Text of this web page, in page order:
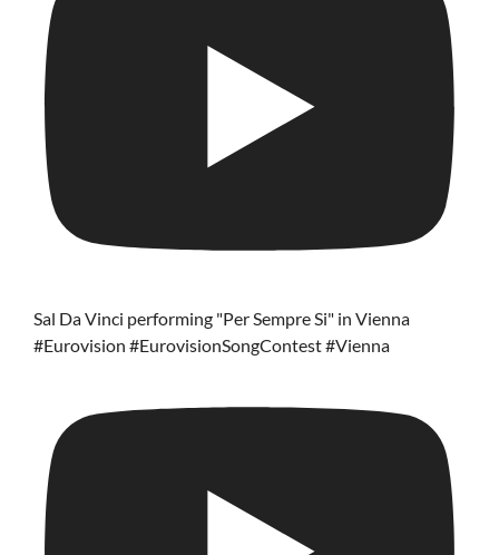
Sal Da Vinci performing "Per Sempre Si" in Vienna
#Eurovision #EurovisionSongContest #Vienna